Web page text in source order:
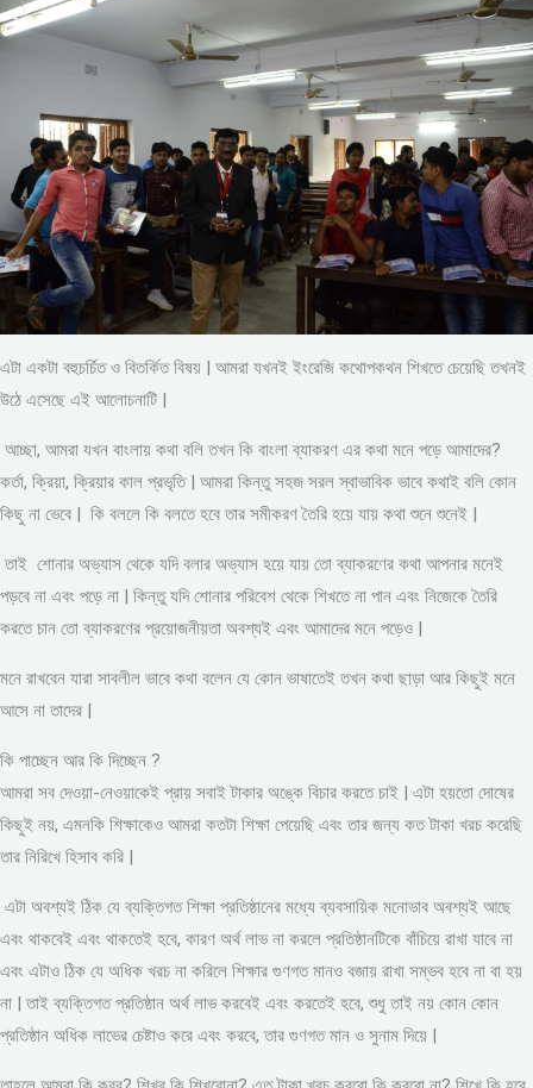
এটা একটা বহুচর্চিত ও বিতর্কিত বিষয় | আমরা যখনই ইংরেজি কথোপকথন শিখতে চেয়েছি তখনই
উঠে এসেছে এই আলোচনাটি |
আচ্ছা, আমরা যখন বাংলায় কথা বলি তখন কি বাংলা ব্যাকরণ এর কথা মনে পড়ে আমাদের?
কর্তা, ক্রিয়া, ক্রিয়ার কাল প্রভৃতি | আমরা কিন্তু সহজ সরল স্বাভাবিক ভাবে কথাই বলি কোন
কিছু না ভেবে | কি বললে কি বলতে হবে তার সমীকরণ তৈরি হয়ে যায় কথা শুনে শুনেই |
তাই শোনার অভ্যাস থেকে যদি বলার অভ্যাস হয়ে যায় তো ব্যাকরণের কথা আপনার মনেই
পড়বে না এবং পড়ে না | কিন্তু যদি শোনার পরিবেশ থেকে শিখতে না পান এবং নিজেকে তৈরি
করতে চান তো ব্যাকরণের প্রয়োজনীয়তা অবশ্যই এবং আমাদের মনে পড়েও |
মনে রাখবেন যারা সাবলীল ভাবে কথা বলেন যে কোন ভাষাতেই তখন কথা ছাড়া আর কিছুই মনে
আসে না তাদের |
কি পাচ্ছেন আর কি দিচ্ছেন ?
আমরা সব দেওয়া-নেওয়াকেই প্রায় সবাই টাকার অঙ্কে বিচার করতে চাই | এটা হয়তো দোষের
কিছুই নয়, এমনকি শিক্ষাকেও আমরা কতটা শিক্ষা পেয়েছি এবং তার জন্য কত টাকা খরচ করেছি
তার নিরিখে হিসাব করি |
এটা অবশ্যই ঠিক যে ব্যক্তিগত শিক্ষা প্রতিষ্ঠানের মধ্যে ব্যবসায়িক মনোভাব অবশ্যই আছে
এবং থাকবেই এবং থাকতেই হবে, কারণ অর্থ লাভ না করলে প্রতিষ্ঠানটিকে বাঁচিয়ে রাখা যাবে না
এবং এটাও ঠিক যে অধিক খরচ না করিলে শিক্ষার গুণগত মানও বজায় রাখা সম্ভব হবে না বা হয়
না | তাই ব্যক্তিগত প্রতিষ্ঠান অর্থ লাভ করবেই এবং করতেই হবে, শুধু তাই নয় কোন কোন
প্রতিষ্ঠান অধিক লাভের চেষ্টাও করে এবং করবে, তার গুণগত মান ও সুনাম দিয়ে |